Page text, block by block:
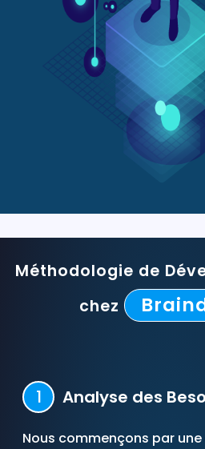
Méthodologie de
chez
1 Analyse des
Nous commençons par